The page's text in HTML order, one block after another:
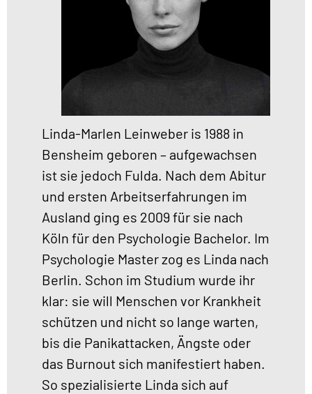
Linda-Marlen Leinweber is 1988 in
Bensheim geboren – aufgewachsen
ist sie jedoch Fulda. Nach dem Abitur
und ersten Arbeitserfahrungen im
Ausland ging es 2009 für sie nach
Köln für den Psychologie Bachelor. Im
Psychologie Master zog es Linda nach
Berlin. Schon im Studium wurde ihr
klar: sie will Menschen vor Krankheit
schützen und nicht so lange warten,
bis die Panikattacken, Ängste oder
das Burnout sich manifestiert haben.
So spezialisierte Linda sich auf